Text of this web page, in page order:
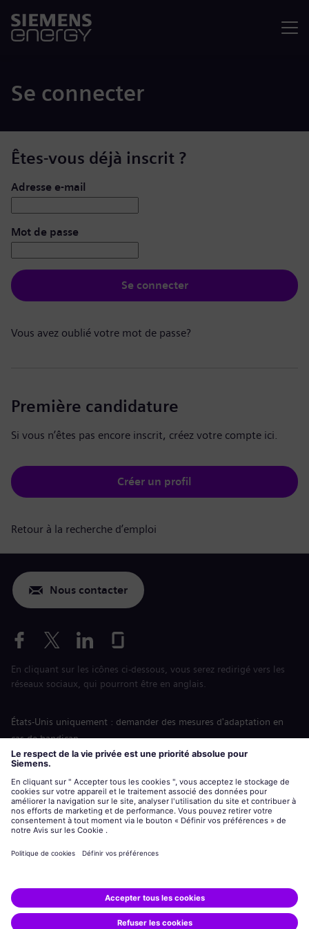
Se connecter
Êtes-vous déjà inscrit ?
Se connecter : nom d’utilisateur et mot de passe
Adresse e-mail
Mot de passe
Se connecter
Vous avez oublié votre mot de passe?
Première candidature
Si vous n’êtes pas encore inscrit, créez votre compte ici.
Créer un profil
Retour à la recherche d’emploi
Nous contacter
En cliquant sur les icônes ci-dessous, vous serez redirigé vers les
réseaux sociaux, qui pourront être en anglais.
États-Unis uniquement : demander des mesures d'adaptation en
cas de handicap
Labor Condition Application (Formulaire sur les conditions
siemens-energy.comSite Internet international
Informations sur l’entreprise
Avis de confidentialité
Siemens Energy est une marque déposée de Siemens AG.